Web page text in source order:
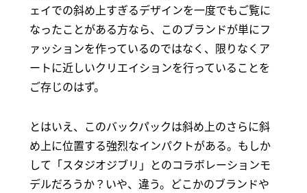
ェイでの斜め上すぎるデザインを一度でもご覧に
なったことがある方なら、このブランドが単にフ
ァッションを作っているのではなく、限りなくア
ートに近しいクリエイションを行っていることを
ご存じのはず。
とはいえ、このバックパックは斜め上のさらに斜
め上に位置する強烈なインパクトがある。もしか
して「スタジオジブリ」とのコラボレーションモ
デルだろうか？いや、違う。どこかのブランドや